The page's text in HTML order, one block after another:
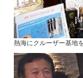
熱海にクルーザー基地